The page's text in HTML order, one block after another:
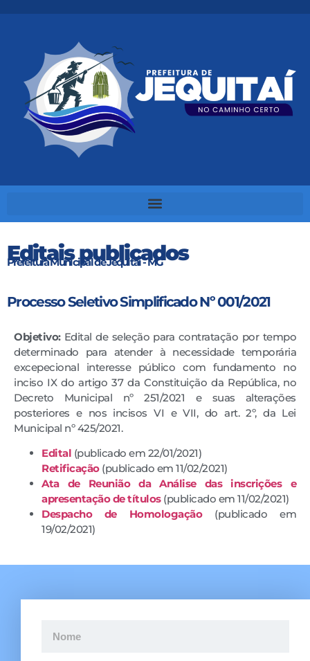
Editais publicados
Prefeitura Municipal de Jequitaí - MG
Processo Seletivo Simplificado Nº 001/2021
Objetivo:Edital de seleção para contratação por tempo
determinado para atender à necessidade temporária
excepecional interesse público com fundamento no
inciso IX do artigo 37 da Constituição da República, no
Decreto Municipal nº 251/2021 e suas alterações
posteriores e nos incisos VI e VII, do art. 2º, da Lei
Municipal nº 425/2021.
Edital (publicado em 22/01/2021)
Retificação(publicado em 11/02/2021)
Ata de Reunião da Análise das inscrições e
apresentação de títulos(publicado em 11/02/2021)
Despacho de Homologação(publicado em
19/02/2021)